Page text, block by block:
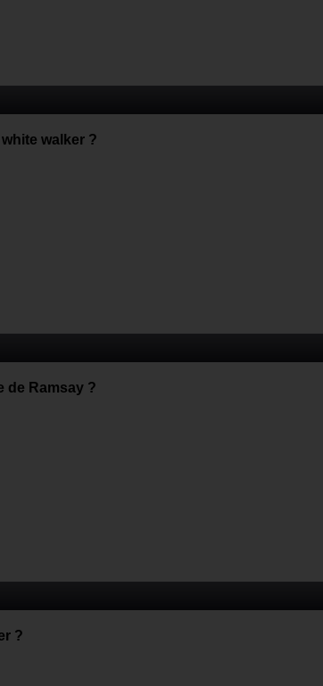
walker ?
de Ramsay ?
?